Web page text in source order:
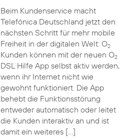
Beim Kundenservice macht
Telefónica Deutschland jetzt den
nächsten Schritt für mehr mobile
Freiheit in der digitalen Welt: O2
Kunden können mit der neuen O2
DSL Hilfe App selbst aktiv werden,
wenn ihr Internet nicht wie
gewohnt funktioniert. Die App
behebt die Funktionsstörung
entweder automatisch oder leitet
die Kunden interaktiv an und ist
damit ein weiteres […]